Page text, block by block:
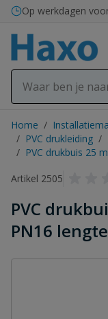
Ga naar de inhoud
Op werkdagen
Home /
/ PVC drukleiding /
/ PVC drukbuis 25
Artikel 2505
PVC
PN16